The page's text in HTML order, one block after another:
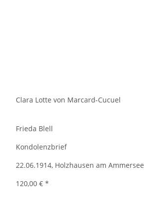
Clara Lotte von Marcard-Cucuel
Frieda Blell
Kondolenzbrief
22.06.1914, Holzhausen am Ammersee
120,00 € *